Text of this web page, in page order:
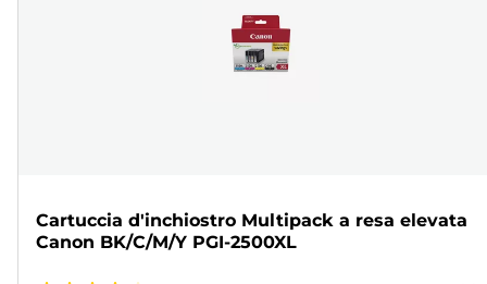
Cartuccia d'inchiostro Multipack a resa elevata
Canon BK/C/M/Y PGI-2500XL